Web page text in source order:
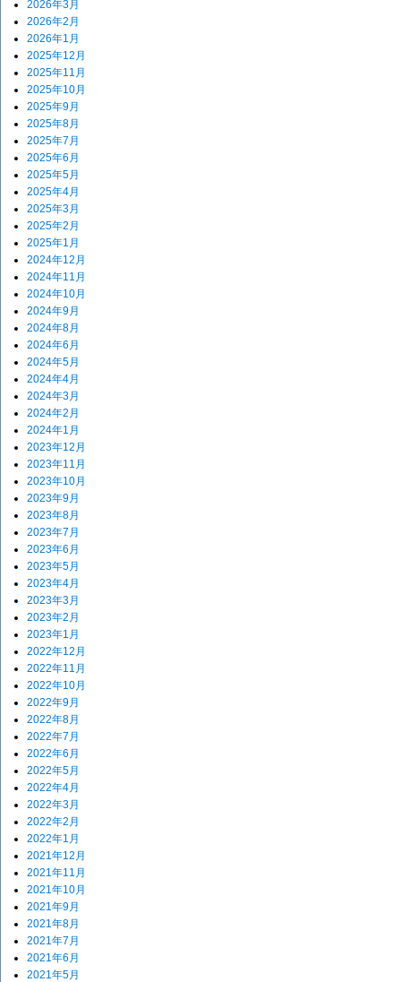
2026年3月
2026年2月
2026年1月
2025年12月
2025年11月
2025年10月
2025年9月
2025年8月
2025年7月
2025年6月
2025年5月
2025年4月
2025年3月
2025年2月
2025年1月
2024年12月
2024年11月
2024年10月
2024年9月
2024年8月
2024年6月
2024年5月
2024年4月
2024年3月
2024年2月
2024年1月
2023年12月
2023年11月
2023年10月
2023年9月
2023年8月
2023年7月
2023年6月
2023年5月
2023年4月
2023年3月
2023年2月
2023年1月
2022年12月
2022年11月
2022年10月
2022年9月
2022年8月
2022年7月
2022年6月
2022年5月
2022年4月
2022年3月
2022年2月
2022年1月
2021年12月
2021年11月
2021年10月
2021年9月
2021年8月
2021年7月
2021年6月
2021年5月